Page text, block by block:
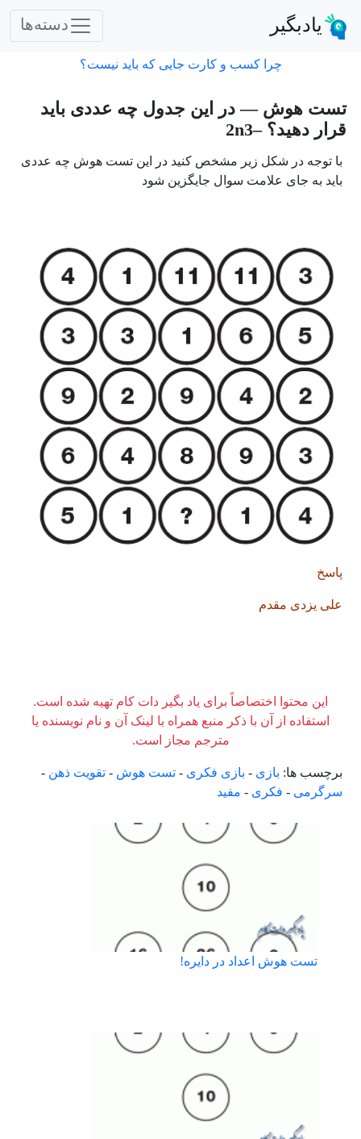
یادبگیر دسته‌ها
چرا کسب و کارت جایی که باید نیست؟
تست هوش — در این جدول چه عددی باید
قرار دهید؟ –2n3
با توجه در شکل زیر مشخص کنید در این تست هوش چه عددی
باید به جای علامت سوال جایگزین شود
پاسخ
علی یزدی مقدم
این محتوا اختصاصاً برای یاد بگیر دات کام تهیه شده است.
استفاده از آن با ذکر منبع همراه با لینک آن و نام نویسنده یا
مترجم مجاز است.
برچسب ها: بازی - بازی فکری - تست هوش - تقویت ذهن -
سرگرمی - فکری - مفید
تست هوش اعداد در دایره!